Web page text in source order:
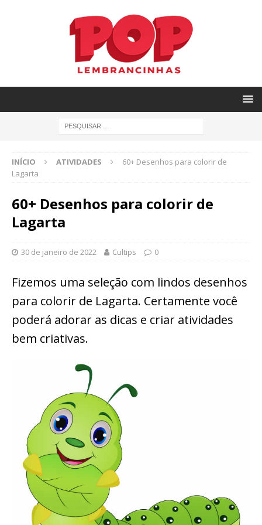
INÍCIO ATIVIDADES
60+ Desenhos para colorir de
Lagarta
60+ Desenhos para colorir de
Lagarta
30 de janeiro de 2022 Cultips 0
Fizemos uma seleção com lindos desenhos
para colorir de Lagarta. Certamente você
poderá adorar as dicas e criar atividades
bem criativas.